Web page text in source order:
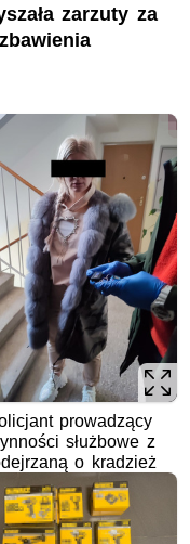
zarzuty za
prowadzący
służbowe z
o kradzież